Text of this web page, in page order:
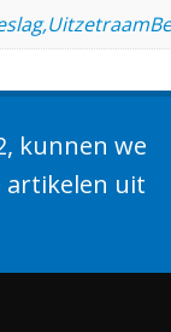
kunnen we
artikelen uit